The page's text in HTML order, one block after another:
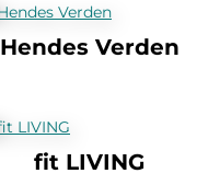
Hendes Verden
fit LIVING